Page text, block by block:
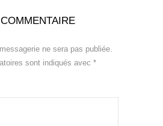
ne sera pas publiée.
sont indiqués avec *